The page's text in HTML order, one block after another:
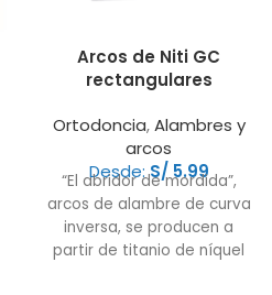
Arcos de Niti GC
rectangulares
Ortodoncia,Alambres y
arcos
Desde:S/ 5.99
“El abridor de mordida”,
arcos de alambre de curva
inversa, se producen a
partir de titanio de níquel